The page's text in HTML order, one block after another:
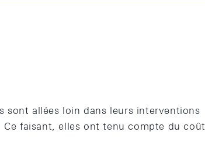
sont allées loin dans leurs interventions
faisant, elles ont tenu compte du coût